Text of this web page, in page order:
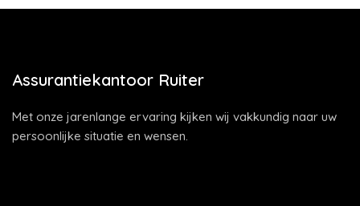
Assurantiekantoor Ruiter
Met onze jarenlange ervaring kijken wij vakkundig naar uw
persoonlijke situatie en wensen.